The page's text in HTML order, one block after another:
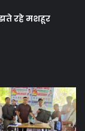
रहे मशहूर